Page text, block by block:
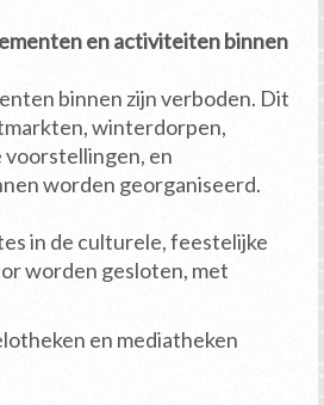
en activiteiten binnen
binnen zijn verboden. Dit
winterdorpen,
en
worden georganiseerd.
in de culturele, feestelijke
worden gesloten, met
en mediatheken